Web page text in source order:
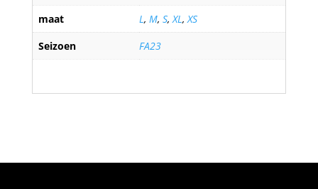
maat
L, M, S,XL,XS
Seizoen
FA23